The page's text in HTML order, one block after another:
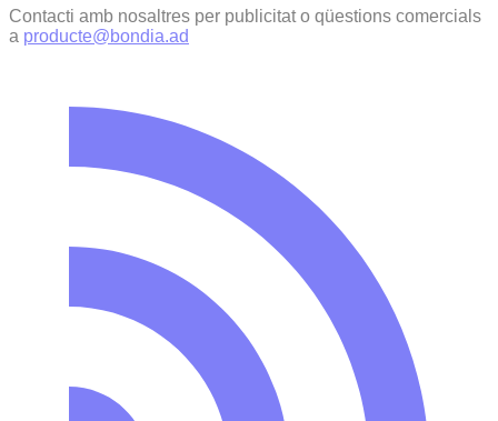
Contacti amb nosaltres per publicitat o qüestions comercials
a producte@bondia.ad